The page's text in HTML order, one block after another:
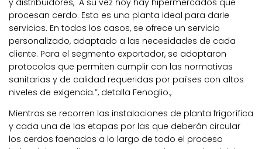
procesan cerdo. Esta es una planta ideal para darle
servicios. En todos los casos, se ofrece un servicio
personalizado, adaptado a las necesidades de cada
cliente. Para el segmento exportador, se adoptaron
protocolos que permiten cumplir con las normativas
sanitarias y de calidad requeridas por países con altos
niveles de exigencia.”, detalla Fenoglio.,
Mientras se recorren las instalaciones de planta frigorífica
y cada una de las etapas por las que deberán circular
los cerdos faenados a lo largo de todo el proceso